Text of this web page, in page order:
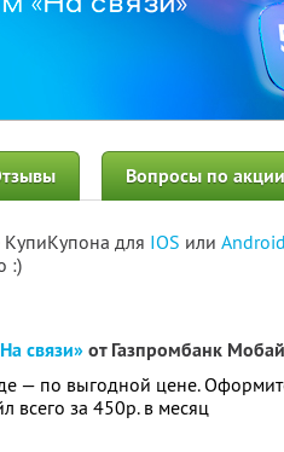
Вопросы по акции
для IOS или Android
:)
связи»от Газпромбанк
— по выгодной цене.
всего за 450р. в месяц